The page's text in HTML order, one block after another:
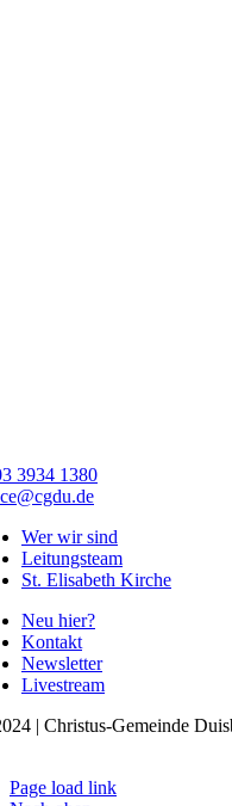
3934 1380
Wer wir sind
Leitungsteam
St. Elisabeth Kirche
Neu hier?
Kontakt
Newsletter
Livestream
| Christus-Gemeinde
Page load link